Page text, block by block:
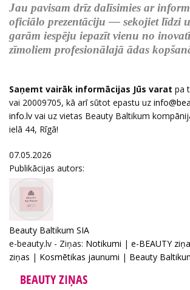
Jau pavisam drīz dalīsimies ar
oficiālo prezentāciju — sekojiet līdzi
garām iespēju iepazīt vienu no
zīmoliem profesionālajā ādas
Saņemt vairāk informācijas Jūs varat pa
vai 20009705, kā arī sūtot epastu uz
vai uz vietas Beauty Baltikum
ielā 44, Rīgā!
07.05.2026
Publikācijas autors:
Beauty Baltikum SIA
e-beauty.lv - Ziņas: Notikumi | e-BEAUTY
ziņas | Kosmētikas jaunumi | Beauty
BEAUTY ZIŅAS